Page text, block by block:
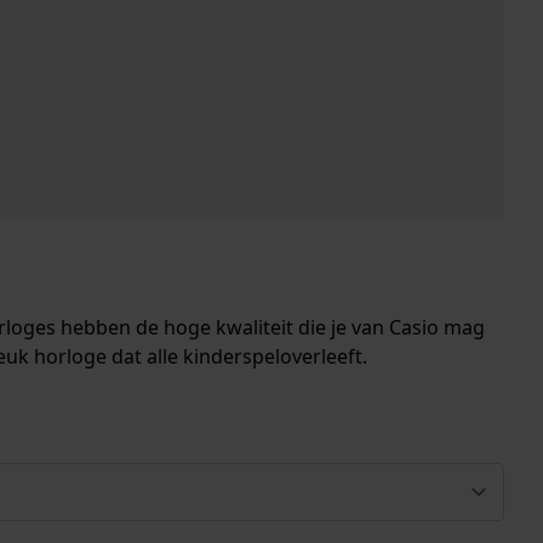
hebben de hoge kwaliteit die je van Casio mag
horloge dat alle kinderspeloverleeft.